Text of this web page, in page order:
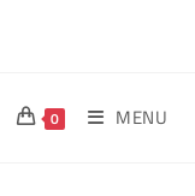
0 MENU